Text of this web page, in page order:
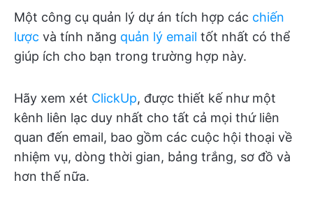
Một công cụ quản lý dự án tích hợp các chiến
lược và tính năng quản lý email tốt nhất có thể
giúp ích cho bạn trong trường hợp này.
Hãy xem xét ClickUp, được thiết kế như một
kênh liên lạc duy nhất cho tất cả mọi thứ liên
quan đến email, bao gồm các cuộc hội thoại về
nhiệm vụ, dòng thời gian, bảng trắng, sơ đồ và
hơn thế nữa.